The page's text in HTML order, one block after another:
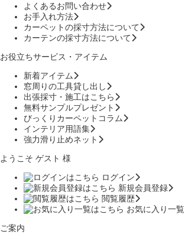
よくあるお問い合わせ
お手入れ方法
カーペットの採寸方法について
カーテンの採寸方法について
お役立ちサービス・アイテム
新着アイテム
窓周りの工具貸し出し
出張採寸・施工はこちら
無料サンプルプレゼント
びっくりカーペットコラム
インテリア用語集
強力滑り止めネット
ようこそ ゲスト 様
ログイン
新規会員登録
閲覧履歴
お気に入り一覧
ご案内